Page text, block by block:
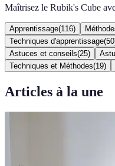
Maîtrisez le Rubik's Cube
Apprentissage(116)
Techniques d'apprentissage(50
Astuces et conseils(25)
Techniques et Méthodes(19)
Articles à la une